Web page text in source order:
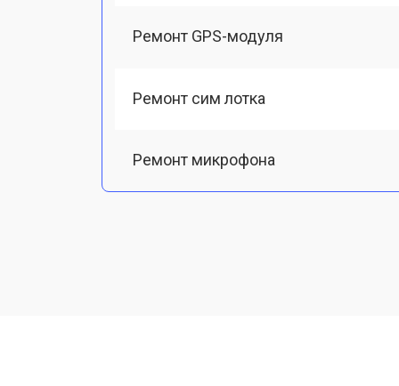
Ремонт GPS-модуля
Ремонт сим лотка
Ремонт микрофона